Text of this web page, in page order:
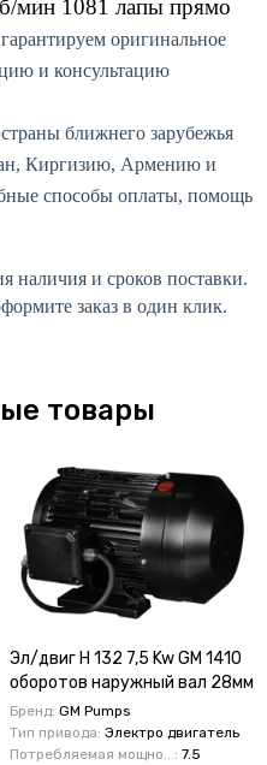
мин 1081 лапы прямо
оригинальное
и консультацию
ближнего зарубежья
Киргизию, Армению и
способы оплаты, помощь
наличия и сроков поставки.
заказ в один клик.
товары
Эл/двиг H 132 7,5 Kw GM 1410
оборотов наружный вал 28мм
- крепление 130 мм
Бренд: GM Pumps
Тип привода: Электро двигатель
Потребляемая мощно...: 7.5